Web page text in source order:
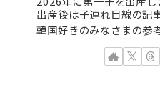
出産後は子連れ目線の記
韓国好きのみなさまの参